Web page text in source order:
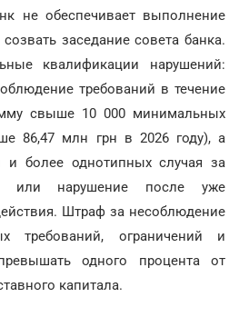
не обеспечивает выполнение
заседание совета банка.
квалификации нарушений:
требований в течение
свыше 10 000 минимальных
86,47 млн грн в 2026 году), а
и более однотипных случая за
или нарушение после уже
Штраф за несоблюдение
требований, ограничений и
одного процента от
капитала.